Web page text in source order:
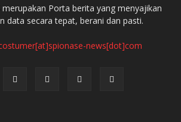
merupakan Porta berita yang menyajikan
data secara tepat, berani dan pasti.
news[dot]com